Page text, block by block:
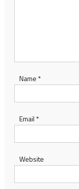
Name *
Email *
Website